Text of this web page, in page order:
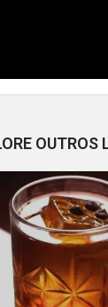
OUTROS